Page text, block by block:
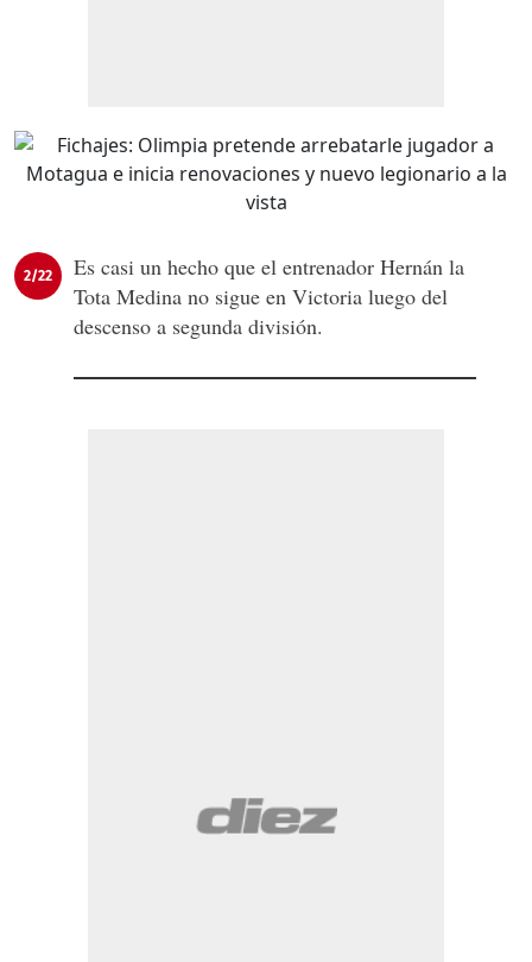
2/22
Es casi un hecho que el entrenador Hernán la
Tota Medina no sigue en Victoria luego del
descenso a segunda división.